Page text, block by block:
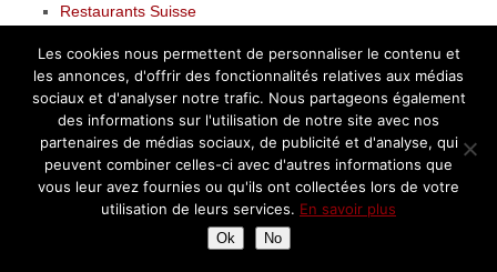
Restaurants Suisse
Restaurants à l’Etranger
Restaurants Etoilés Michelin
Dans les cuisines des Chefs
Retrouver un article
Les cookies nous permettent de personnaliser le contenu et
les annonces, d'offrir des fonctionnalités relatives aux médias
sociaux et d'analyser notre trafic. Nous partageons également
des informations sur l'utilisation de notre site avec nos
partenaires de médias sociaux, de publicité et d'analyse, qui
peuvent combiner celles-ci avec d'autres informations que
vous leur avez fournies ou qu'ils ont collectées lors de votre
utilisation de leurs services. En savoir plus
Ok No